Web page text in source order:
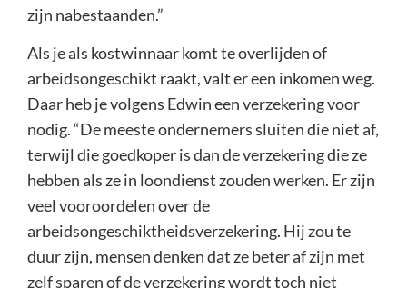
zijn nabestaanden.”
Als je als kostwinnaar komt te overlijden of
arbeidsongeschikt raakt, valt er een inkomen weg.
Daar heb je volgens Edwin een verzekering voor
nodig. “De meeste ondernemers sluiten die niet af,
terwijl die goedkoper is dan de verzekering die ze
hebben als ze in loondienst zouden werken. Er zijn
veel vooroordelen over de
arbeidsongeschiktheidsverzekering. Hij zou te
duur zijn, mensen denken dat ze beter af zijn met
zelf sparen of de verzekering wordt toch niet